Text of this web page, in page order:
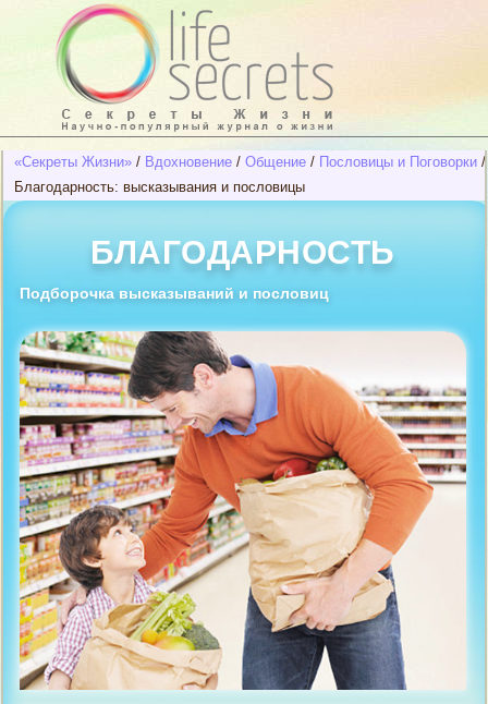
«Секреты Жизни» / Вдохновение / Общение / Пословицы и Поговорки /
Благодарность: высказывания и пословицы
БЛАГОДАРНОСТЬ
Подборочка высказываний и пословиц